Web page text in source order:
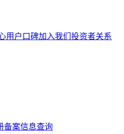
用户口碑加入我们 投资者关系
备案信息查询